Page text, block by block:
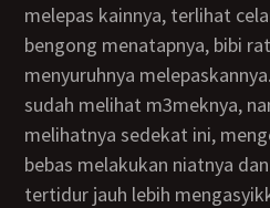
melepas kainnya, terlihat
bengong menatapnya, bibi
menyuruhnya
sudah melihat m3meknya,
melihatnya sedekat ini,
bebas melakukan niatnya
tertidur jauh lebih